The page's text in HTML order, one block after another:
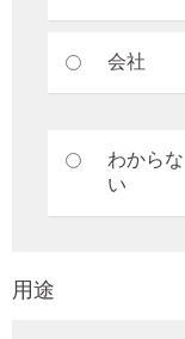
会社
わからな
い
用途